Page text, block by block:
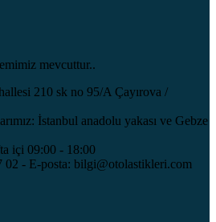
mevcuttur..
210 sk no 95/A Çayırova /
İstanbul anadolu yakası ve Gebze
içi 09:00 - 18:00
02 - E-posta: bilgi@otolastikleri.com